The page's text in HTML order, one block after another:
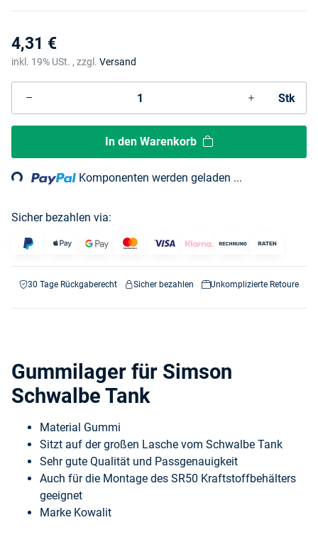
4,31 €
inkl. 19% USt. , zzgl. Versand
Stk
In den Warenkorb
Komponenten werden geladen ...
Sicher bezahlen via:
30 Tage Rückgaberecht Sicher bezahlen Unkomplizierte Retoure
Gummilager für Simson
Schwalbe Tank
Material Gummi
Sitzt auf der großen Lasche vom Schwalbe Tank
Sehr gute Qualität und Passgenauigkeit
Auch für die Montage des SR50 Kraftstoffbehälters
geeignet
Marke Kowalit